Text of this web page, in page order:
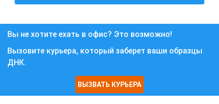
Вы не хотите ехать в офис? Это возможно!
Вызовите курьера, который заберет ваши образцы
ДНК.
ВЫЗВАТЬ КУРЬЕРА